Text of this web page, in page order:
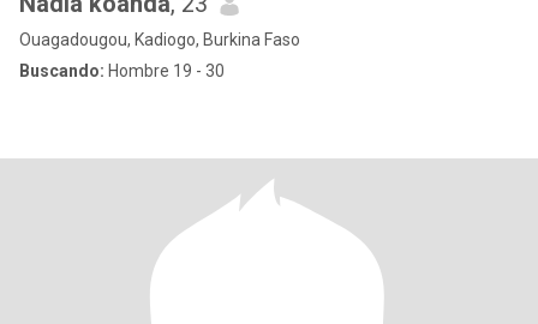
Ouagadougou, Kadiogo, Burkina Faso
Buscando: Hombre 19 - 30